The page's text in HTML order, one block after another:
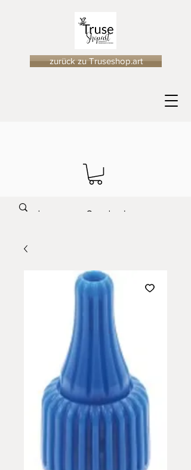
zurück zu Truseshop.art